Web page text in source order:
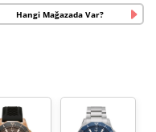
Hangi Mağazada Var?